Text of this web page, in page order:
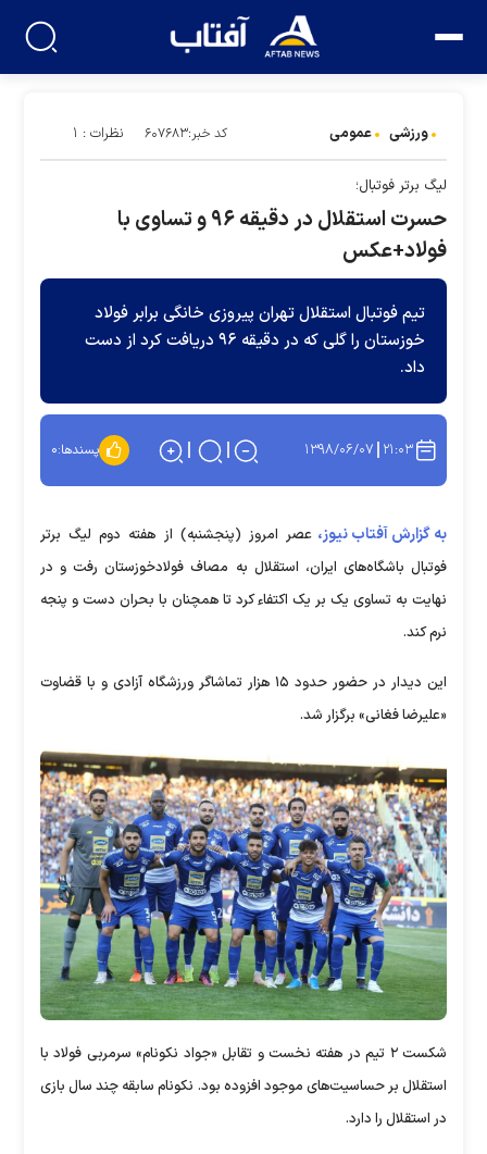
ورزشی عمومی کد خبر:۶۰۷۶۸۳ نظرات : ۱
لیگ برتر فوتبال؛
حسرت استقلال در دقیقه ۹۶ و تساوی با
فولاد+عکس
تیم فوتبال استقلال تهران پیروزی خانگی برابر فولاد
خوزستان را گلی که در دقیقه ۹۶ دریافت کرد از دست
داد.
۲۱:۰۳ ۱۳۹۸/۰۶/۰۷ پسندها:۰
به گزارش آفتاب نیوز، عصر امروز (پنجشنبه) از هفته دوم لیگ برتر
فوتبال باشگاه‌های ایران، استقلال به مصاف فولادخوزستان رفت و در
نهایت به تساوی یک بر یک اکتفاء کرد تا همچنان با بحران دست و پنجه
نرم کند.
این دیدار در حضور حدود ۱۵ هزار تماشاگر ورزشگاه آزادی و با قضاوت
«علیرضا فغانی» برگزار شد.
شکست ۲ تیم در هفته نخست و تقابل «جواد نکونام» سرمربی فولاد با
استقلال بر حساسیت‌های موجود افزوده بود. نکونام سابقه چند سال بازی
در استقلال را دارد.